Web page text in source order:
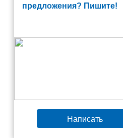
предложения? Пишите!
Написать